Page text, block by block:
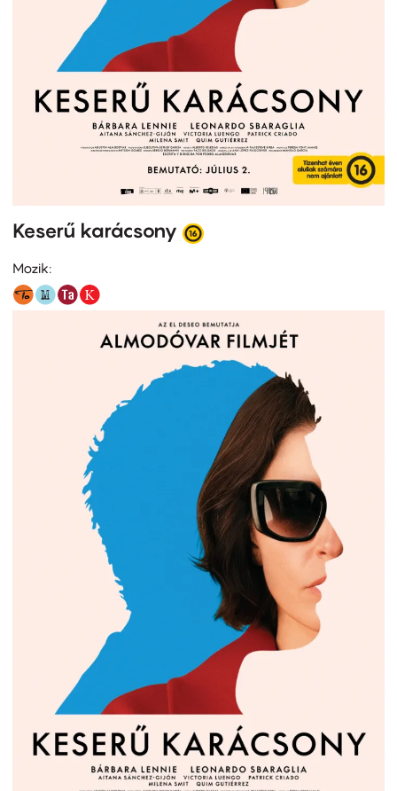
Keserű karácsony
Mozik: